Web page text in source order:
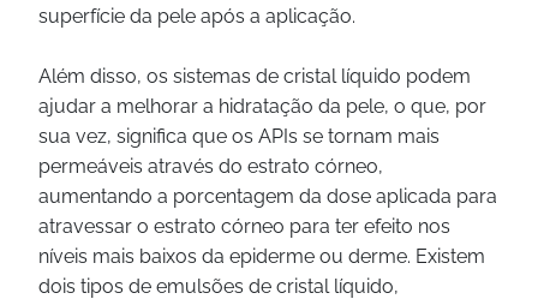
superfície da pele após a aplicação.
Além disso, os sistemas de cristal líquido podem
ajudar a melhorar a hidratação da pele, o que, por
sua vez, significa que os APIs se tornam mais
permeáveis através do estrato córneo,
aumentando a porcentagem da dose aplicada para
atravessar o estrato córneo para ter efeito nos
níveis mais baixos da epiderme ou derme. Existem
dois tipos de emulsões de cristal líquido,